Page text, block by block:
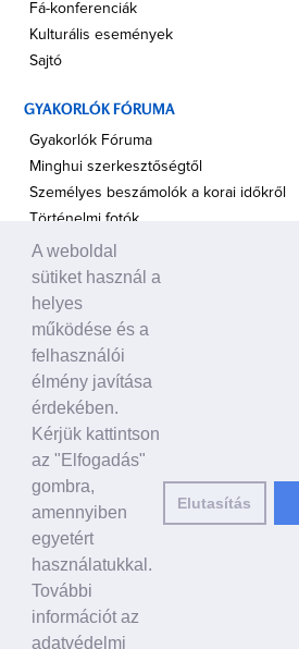
Fá-konferenciák
Kulturális események
Sajtó
GYAKORLÓK FÓRUMA
Gyakorlók Fóruma
Minghui szerkesztőségtől
Személyes beszámolók a korai időkről
Történelmi fotók
A TÁMOGATÁS HANGJA
Politikusok
Civil szervezetek, ENSZ
Egyéb
A VILÁG HÍREI
HAGYOMÁNYOS KÍNAI KULTÚRA
Ősi történetek
Történelmi személyek
Shen Yun Performing Arts
LINKEK
falundafa.org
hu.faluninfo.eu
A weboldal
sütiket használ a
helyes
működése és a
felhasználói
élmény javítása
érdekében.
Kérjük kattintson
az "Elfogadás"
gombra,
amennyiben
egyetért
használatukkal.
További
információt az
adatvédelmi
Elutasítás